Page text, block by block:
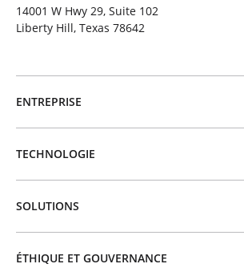
14001 W Hwy 29, Suite 102
Liberty Hill, Texas 78642
ENTREPRISE
TECHNOLOGIE
SOLUTIONS
ÉTHIQUE ET GOUVERNANCE